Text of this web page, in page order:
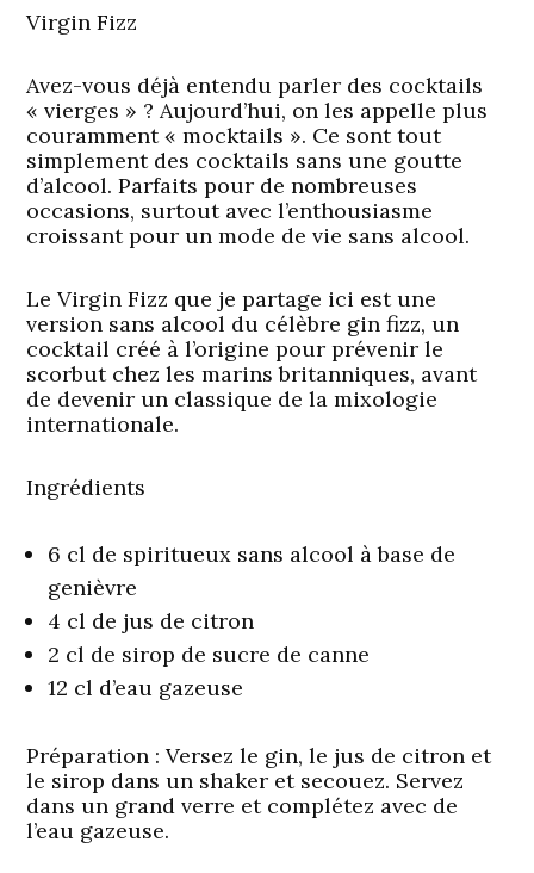
Virgin Fizz
Avez-vous déjà entendu parler des cocktails
« vierges » ? Aujourd’hui, on les appelle plus
couramment « mocktails ». Ce sont tout
simplement des cocktails sans une goutte
d’alcool. Parfaits pour de nombreuses
occasions, surtout avec l’enthousiasme
croissant pour un mode de vie sans alcool.
Le Virgin Fizz que je partage ici est une
version sans alcool du célèbre gin fizz, un
cocktail créé à l’origine pour prévenir le
scorbut chez les marins britanniques, avant
de devenir un classique de la mixologie
internationale.
Ingrédients
6 cl de spiritueux sans alcool à base de
genièvre
4 cl de jus de citron
2 cl de sirop de sucre de canne
12 cl d’eau gazeuse
Préparation : Versez le gin, le jus de citron et
le sirop dans un shaker et secouez. Servez
dans un grand verre et complétez avec de
l’eau gazeuse.